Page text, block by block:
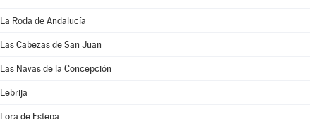
La Roda de Andalucía
Las Cabezas de San Juan
Las Navas de la Concepción
Lebrija
Lora de Estepa